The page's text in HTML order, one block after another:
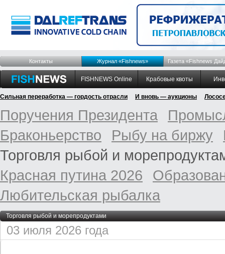
Контакты Журнал «Fishnews» Газета «Fishnews
FISHNEWS Online Крабовые квоты
Сильная переработка — гордость отрасли И вновь — аукционы
Поручения Президента
Браконьерство
Рыбу на биржу
Торговля рыбой и
Красная путина 2026
Любительская рыбалка
Торговля рыбой и морепродуктами
03 июля 2026 года